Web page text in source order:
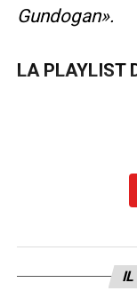
Gundogan».
LA PLAYLIST
IL